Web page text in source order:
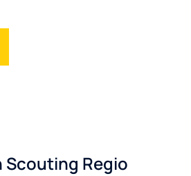
Scouting Regio